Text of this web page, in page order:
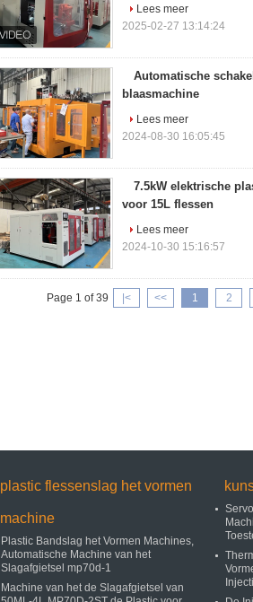
Lees meer
2025-02-27 13:14:24
Automatische
blaasmachine
Lees meer
2024-08-30 16:05:45
7.5kW elektrische
voor 15L flessen
Lees meer
2024-10-30 15:16:57
Page 1 of 39 |< << 1 2
plastic flessenslag het vormen
machine
Plastic Bandslag het Vormen Machines,
Automatische Machine van het
Slagafgietsel mp70d-1
Machine van het de Slagafgietsel van